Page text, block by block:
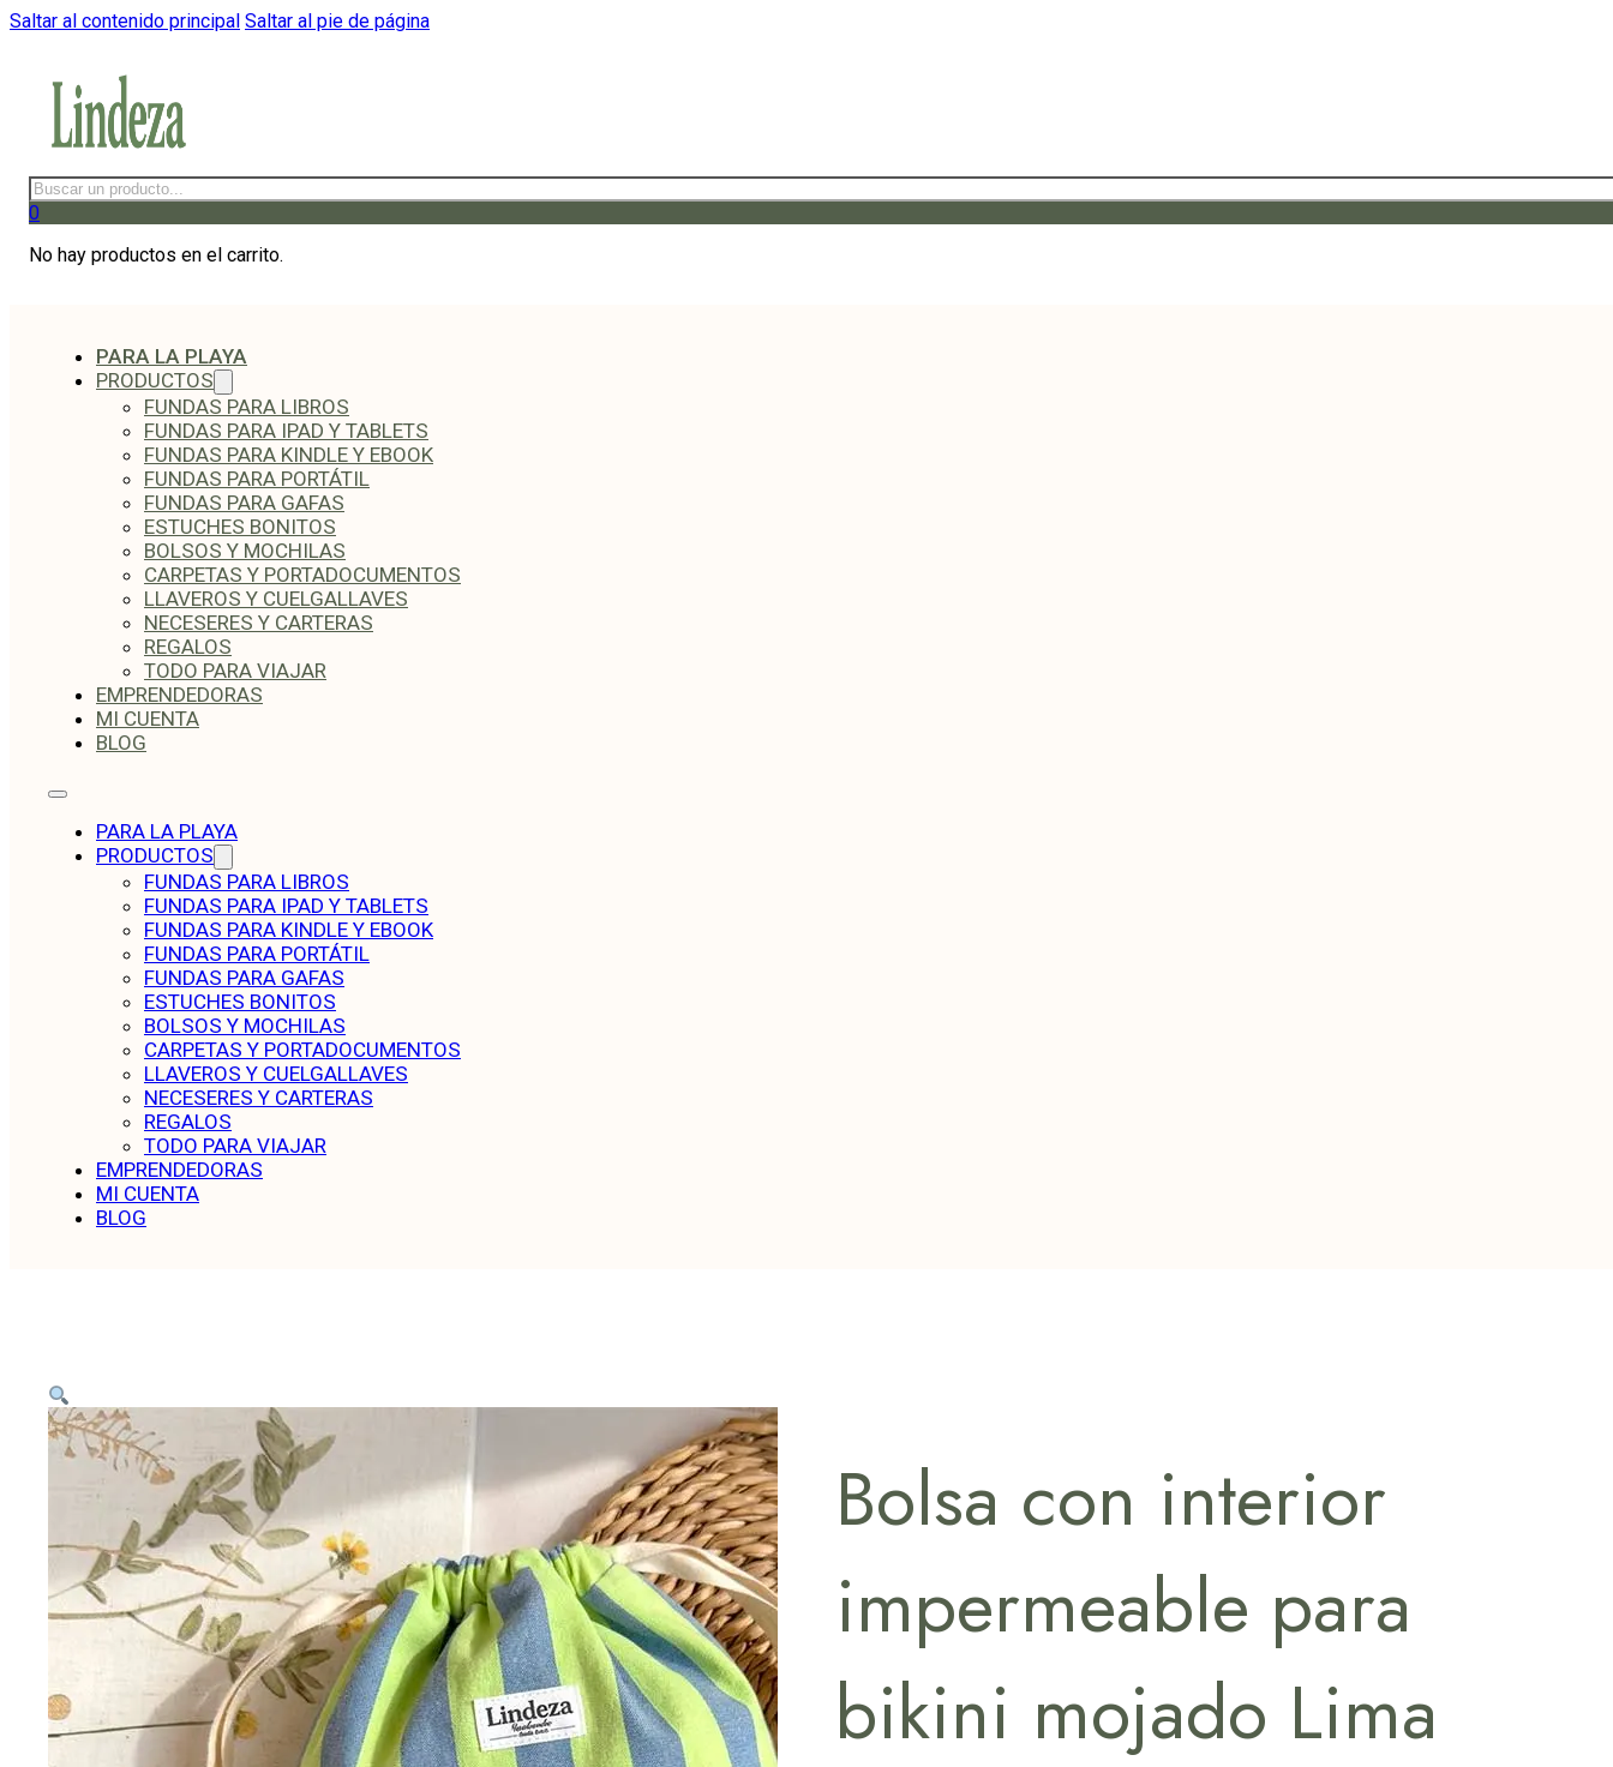
Saltar al contenido principal Saltar al pie de página
Buscar
0
No hay productos en el carrito.
PARA LA PLAYA
PRODUCTOS
FUNDAS PARA LIBROS
FUNDAS PARA IPAD Y TABLETS
FUNDAS PARA KINDLE Y EBOOK
FUNDAS PARA PORTÁTIL
FUNDAS PARA GAFAS
ESTUCHES BONITOS
BOLSOS Y MOCHILAS
CARPETAS Y PORTADOCUMENTOS
LLAVEROS Y CUELGALLAVES
NECESERES Y CARTERAS
REGALOS
TODO PARA VIAJAR
EMPRENDEDORAS
MI CUENTA
BLOG
PARA LA PLAYA
PRODUCTOS
FUNDAS PARA LIBROS
FUNDAS PARA IPAD Y TABLETS
FUNDAS PARA KINDLE Y EBOOK
FUNDAS PARA PORTÁTIL
FUNDAS PARA GAFAS
ESTUCHES BONITOS
BOLSOS Y MOCHILAS
CARPETAS Y PORTADOCUMENTOS
LLAVEROS Y CUELGALLAVES
NECESERES Y CARTERAS
REGALOS
TODO PARA VIAJAR
EMPRENDEDORAS
MI CUENTA
BLOG
Bolsa con interior
impermeable para
bikini mojado Lima